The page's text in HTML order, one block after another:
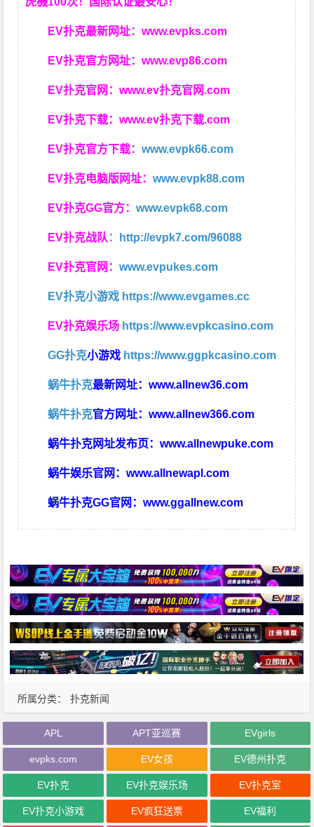
EV扑克最新网址：www.evpks.com
EV扑克官方网址：www.evp86.com
EV扑克官网：www.ev扑克官网.com
EV扑克下载：www.ev扑克下载.com
EV扑克官方下载：www.evpk66.com
EV扑克电脑版网址：www.evpk88.com
EV扑克GG官方：www.evpk68.com
EV扑克战队 ： http://evpk7.com/96088
EV扑克官网：www.evpukes.com
EV扑克小游戏 https://www.evgames.cc
EV扑克娱乐场 https://www.evpkcasino.com
GG扑克小游戏 https://www.ggpkcasino.com
蜗牛扑克最新网址：www.allnew36.com
蜗牛扑克官方网址：www.allnew366.com
蜗牛扑克网址发布页：www.allnewpuke.com
蜗牛娱乐官网：www.allnewapl.com
蜗牛扑克GG官网：www.ggallnew.com
所属分类： 扑克新闻
APL APT亚巡赛 EVgirls
evpks.com EV女孩 EV德州扑克
EV扑克 EV扑克娱乐场 EV扑克室
EV扑克小游戏 EV疯狂送票 EV福利